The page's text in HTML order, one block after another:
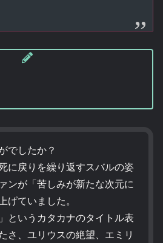
でしたか？
に戻りを繰り返すスバルの姿
ンが「苦しみが新たな次元に
げていました。
というカタカナのタイトル表
さ、ユリウスの絶望、エミリ